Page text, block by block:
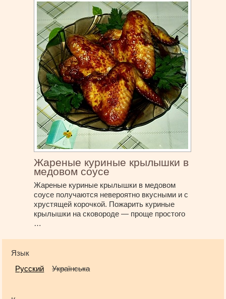
Жареные куриные крылышки в
медовом соусе
Жареные куриные крылышки в медовом
соусе получаются невероятно вкусными и с
хрустящей корочкой. Пожарить куриные
крылышки на сковороде — проще простого
…
Язык
Русский
Українська